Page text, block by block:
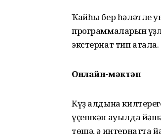
Ҡайһы бер һәләтле
программаларын
экстернат тип атала.
Онлайн-мәктәп
Күҙ алдына
үҫешкән ауыл­да
төшә, ә интернатта